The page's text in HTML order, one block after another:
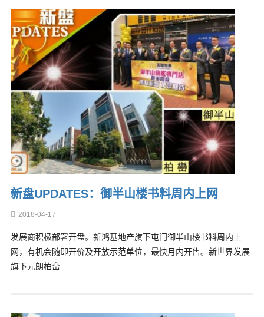
新盘UPDATES：御半山楼书料周内上网
2018-04-17
发展商积极部署开盘。新鸿基地产旗下屯门御半山楼书料周内上
网，有机会随即开价及开放示范单位，最快月内开售。新世界发展
旗下元朗柏峦…